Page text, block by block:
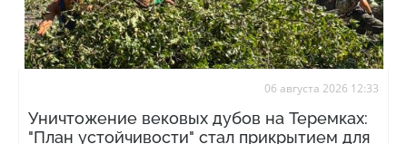
06 августа 2026 12:33
Уничтожение вековых дубов на Теремках:
"План устойчивости" стал прикрытием для